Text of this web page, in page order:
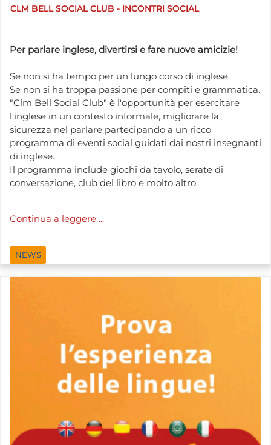
CLM BELL SOCIAL CLUB - INCONTRI SOCIAL
Per parlare inglese, divertirsi e fare nuove amicizie!
Se non si ha tempo per un lungo corso di inglese.
Se non si ha troppa passione per compiti e grammatica.
"Clm Bell Social Club" è l'opportunità per esercitare
l'inglese in un contesto informale, migliorare la
sicurezza nel parlare partecipando a un ricco
programma di eventi social guidati dai nostri insegnanti
di inglese.
Il programma include giochi da tavolo, serate di
conversazione, club del libro e molto altro.
Continua a leggere ...
NEWS